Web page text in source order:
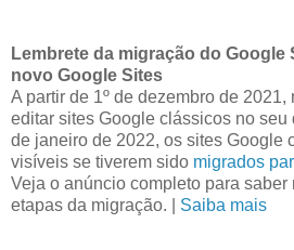
Lembrete da migração do Google
novo Google Sites
A partir de 1º de dezembro de 2021,
editar sites Google clássicos no seu
de janeiro de 2022, os sites Google
visíveis se tiverem sido migrados
Veja o anúncio completo para
etapas da migração. | Saiba mais